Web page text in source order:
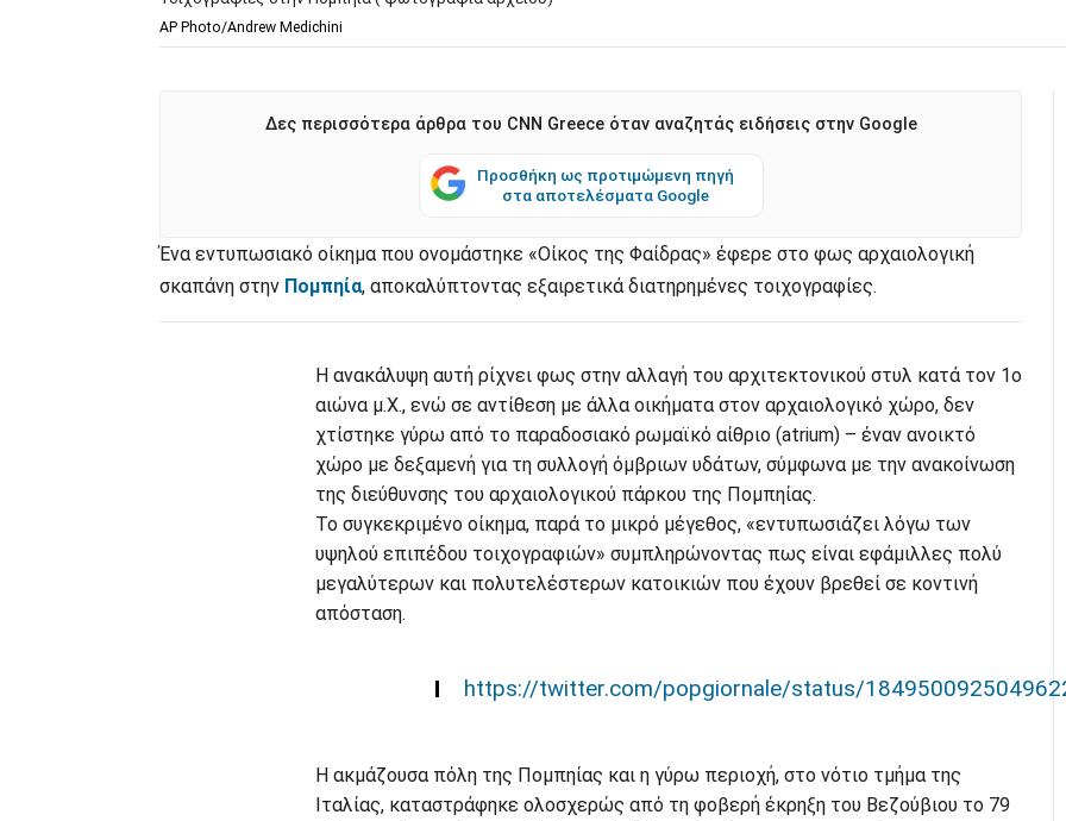
AP Photo/Andrew Medichini
Δες περισσότερα άρθρα του CNN Greece όταν αναζητάς ειδήσεις στην Google
Προσθήκη ως προτιμώμενη πηγή
στα αποτελέσματα Google
Ένα εντυπωσιακό οίκημα που ονομάστηκε «Οίκος της Φαίδρας» έφερε στο φως αρχαιολογική
σκαπάνη στην Πομπηία, αποκαλύπτοντας εξαιρετικά διατηρημένες τοιχογραφίες.
Η ανακάλυψη αυτή ρίχνει φως στην αλλαγή του αρχιτεκτονικού στυλ κατά τον 1ο
αιώνα μ.Χ., ενώ σε αντίθεση με άλλα οικήματα στον αρχαιολογικό χώρο, δεν
χτίστηκε γύρω από το παραδοσιακό ρωμαϊκό αίθριο (atrium) – έναν ανοικτό
χώρο με δεξαμενή για τη συλλογή όμβριων υδάτων, σύμφωνα με την ανακοίνωση
της διεύθυνσης του αρχαιολογικού πάρκου της Πομπηίας.
Το συγκεκριμένο οίκημα, παρά το μικρό μέγεθος, «εντυπωσιάζει λόγω των
υψηλού επιπέδου τοιχογραφιών» συμπληρώνοντας πως είναι εφάμιλλες πολύ
μεγαλύτερων και πολυτελέστερων κατοικιών που έχουν βρεθεί σε κοντινή
απόσταση.
https://twitter.com/popgiornale/status/
Η ακμάζουσα πόλη της Πομπηίας και η γύρω περιοχή, στο νότιο τμήμα της
Ιταλίας, καταστράφηκε ολοσχερώς από τη φοβερή έκρηξη του Βεζούβιου το 79